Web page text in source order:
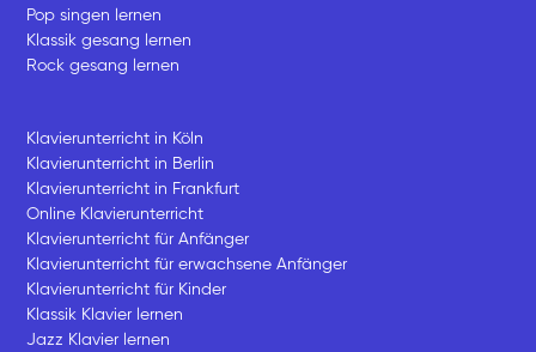
Pop singen lernen
Klassik gesang lernen
Rock gesang lernen
Klavierunterricht in Köln
Klavierunterricht in Berlin
Klavierunterricht in Frankfurt
Online Klavierunterricht
Klavierunterricht für Anfänger
Klavierunterricht für erwachsene Anfänger
Klavierunterricht für Kinder
Klassik Klavier lernen
Jazz Klavier lernen